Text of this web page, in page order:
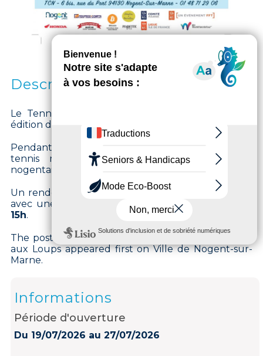
Description
Le Tennis Club de Nogent accueille la troisième
édition de son tournoi international féminin ITF.
Pendant une semaine, les meilleurs espoirs du
tennis mondial s’affronteront sur les courts
nogentais.
Un rendez-vous sportif d’exception, ouvert à tous,
avec une grande finale le
dimanche 26 juillet à
15h.
The post
Tournoi international féminin ITF de l’Île
aux Loupsappeared first onVille de Nogent-sur-
Marne.
Informations
Période d'ouverture
Du 19/07/2026 au 27/07/2026